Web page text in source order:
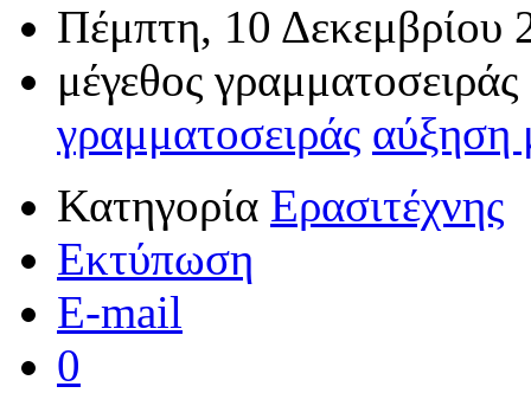
Πέμπτη, 10 Δεκεμβρίου
μέγεθος γραμματοσειράς
γραμματοσειράς αύξηση
Κατηγορία Ερασιτέχνης
Εκτύπωση
E-mail
0